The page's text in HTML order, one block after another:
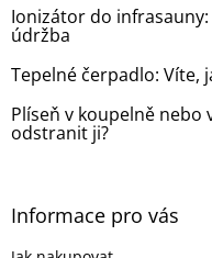
Ionizátor do
údržba
Tepelné čerpadlo: Víte,
Plíseň v koupelně nebo
odstranit ji?
Informace pro vás